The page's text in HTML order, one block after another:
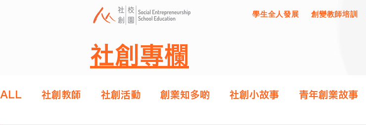
學生全人發展 創變教師培訓
社創專欄
ALL 社創教師 社創活動 創業知多啲 社創小故事 青年創業故事